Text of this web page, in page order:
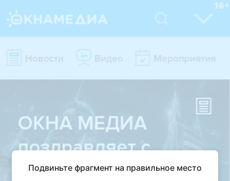
Подвиньте фрагмент на правильное место